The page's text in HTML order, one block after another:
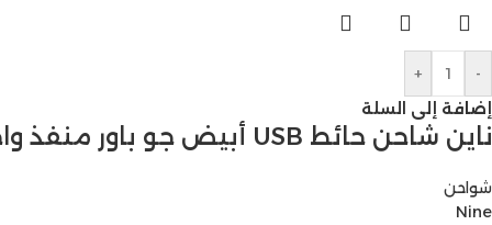
-
+
إضافة إلى السلة
ناين شاحن حائط USB أبيض جو باور منفذ واحد PD 20 وات EU
شواحن
Nine